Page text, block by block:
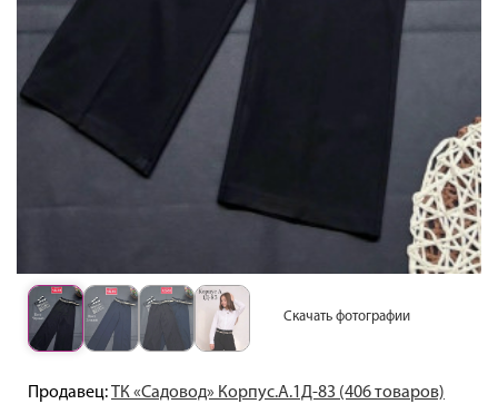
Скачать фотографии
Продавец:ТК «Садовод» Корпус.А.1Д-83 (406 товаров)